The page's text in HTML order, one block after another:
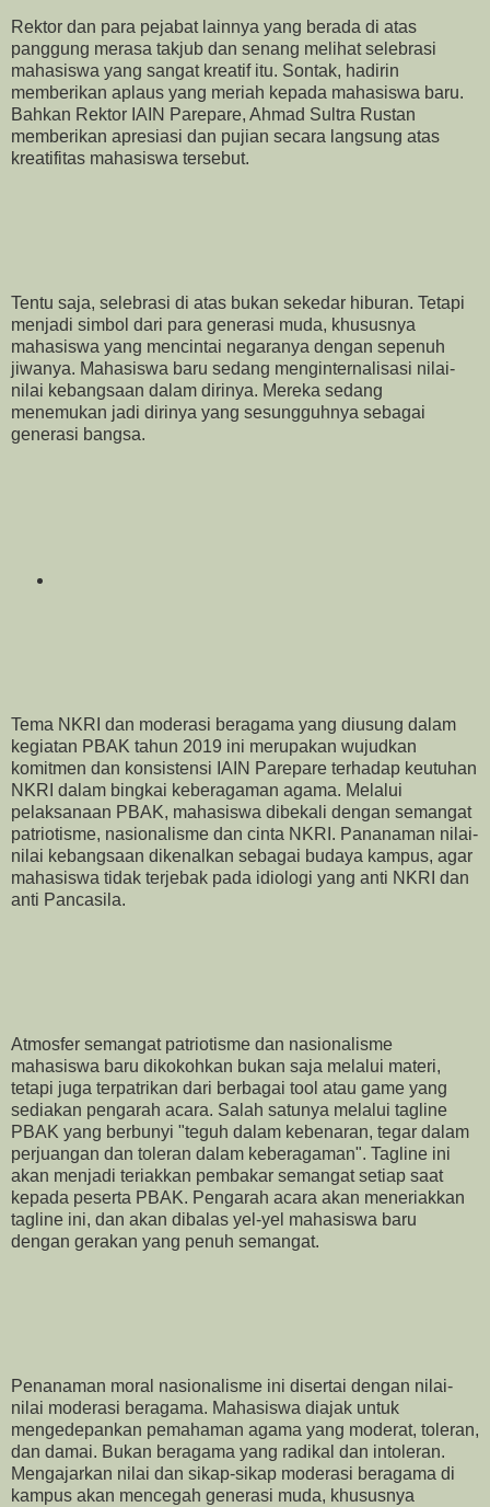
Rektor dan para pejabat lainnya yang berada di atas
panggung merasa takjub dan senang melihat selebrasi
mahasiswa yang sangat kreatif itu. Sontak, hadirin
memberikan aplaus yang meriah kepada mahasiswa baru.
Bahkan Rektor IAIN Parepare, Ahmad Sultra Rustan
memberikan apresiasi dan pujian secara langsung atas
kreatifitas mahasiswa tersebut.
Tentu saja, selebrasi di atas bukan sekedar hiburan. Tetapi
menjadi simbol dari para generasi muda, khususnya
mahasiswa yang mencintai negaranya dengan sepenuh
jiwanya. Mahasiswa baru sedang menginternalisasi nilai-
nilai kebangsaan dalam dirinya. Mereka sedang
menemukan jadi dirinya yang sesungguhnya sebagai
generasi bangsa.
Tema NKRI dan moderasi beragama yang diusung dalam
kegiatan PBAK tahun 2019 ini merupakan wujudkan
komitmen dan konsistensi IAIN Parepare terhadap keutuhan
NKRI dalam bingkai keberagaman agama. Melalui
pelaksanaan PBAK, mahasiswa dibekali dengan semangat
patriotisme, nasionalisme dan cinta NKRI. Pananaman nilai-
nilai kebangsaan dikenalkan sebagai budaya kampus, agar
mahasiswa tidak terjebak pada idiologi yang anti NKRI dan
anti Pancasila.
Atmosfer semangat patriotisme dan nasionalisme
mahasiswa baru dikokohkan bukan saja melalui materi,
tetapi juga terpatrikan dari berbagai tool atau game yang
sediakan pengarah acara. Salah satunya melalui tagline
PBAK yang berbunyi "teguh dalam kebenaran, tegar dalam
perjuangan dan toleran dalam keberagaman". Tagline ini
akan menjadi teriakkan pembakar semangat setiap saat
kepada peserta PBAK. Pengarah acara akan meneriakkan
tagline ini, dan akan dibalas yel-yel mahasiswa baru
dengan gerakan yang penuh semangat.
Penanaman moral nasionalisme ini disertai dengan nilai-
nilai moderasi beragama. Mahasiswa diajak untuk
mengedepankan pemahaman agama yang moderat, toleran,
dan damai. Bukan beragama yang radikal dan intoleran.
Mengajarkan nilai dan sikap-sikap moderasi beragama di
kampus akan mencegah generasi muda, khususnya